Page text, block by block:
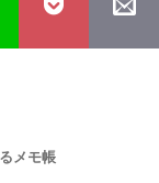
メモ帳